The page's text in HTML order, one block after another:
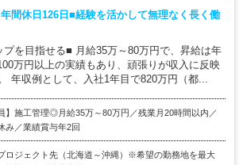
間休日126日■経験を活かして無理なく長く働
を目指せる■ 月給35万～80万円で、昇給は年
万円以上の実績もあり、頑張りが収入に反映
年収例として、入社1年目で820万円（都...
】施工管理◎月給35万～80万円／残業月20時間以内／
み／業績賞与年2回
ロジェクト先（北海道～沖縄）※希望の勤務地を最大